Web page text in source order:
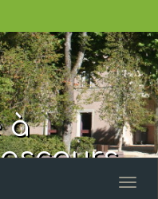
à